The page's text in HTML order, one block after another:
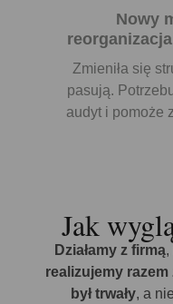
Nowy
Zmieniła się
pasują.
audyt i pomoże
Jak
Działamy z firmą,
realizujemy razem
był trwały, a